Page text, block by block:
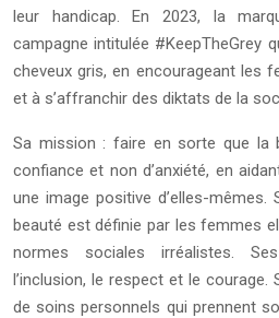
leur handicap. En 2023, la
campagne intitulée #KeepTheGrey
cheveux gris, en encourageant les
et à s’affranchir des diktats de la
Sa mission : faire en sorte que la
confiance et non d’anxiété, en
une image positive d’elles-
beauté est définie par les femmes
normes sociales irréalistes.
l’inclusion, le respect et le
de soins personnels qui prennent